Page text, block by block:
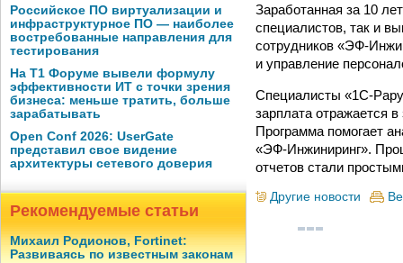
Российское ПО виртуализации и
инфраструктурное ПО — наиболее
востребованные направления для
тестирования
На Т1 Форуме вывели формулу
эффективности ИТ с точки зрения
бизнеса: меньше тратить, больше
зарабатывать
Open Conf 2026: UserGate
представил свое видение
архитектуры сетевого доверия
Рекомендуемые статьи
Михаил Родионов, Fortinet:
Развиваясь по известным законам
Заработанная за 10
специалистов, так и
сотрудников «ЭФ-
и управление
Специалисты «1С-
зарплата отражается
Программа помогает
«ЭФ-Инжиниринг».
отчетов стали
Другие новости